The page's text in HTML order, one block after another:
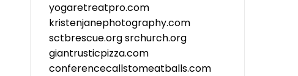
yogaretreatpro.com
kristenjanephotography.com
sctbrescue.orgsrchurch.org
giantrusticpizza.com
conferencecallstomeatballs.com